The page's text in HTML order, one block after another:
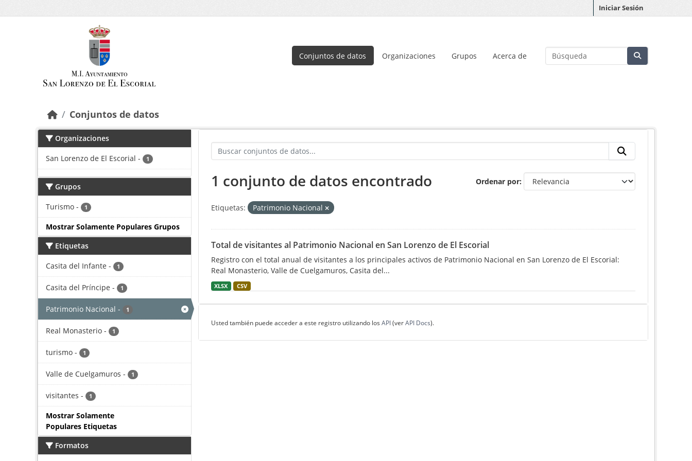
Iniciar Sesión
Conjuntos de datos Organizaciones Grupos Acerca de
Conjuntos de datos
Organizaciones
San Lorenzo de El Escorial - 1
Grupos
Turismo - 1
Mostrar Solamente Populares Grupos
Etiquetas
Casita del Infante - 1
Casita del Príncipe - 1
Patrimonio Nacional - 1
Real Monasterio - 1
turismo - 1
Valle de Cuelgamuros - 1
visitantes - 1
Mostrar Solamente
Populares Etiquetas
Formatos
Ordenar por
1 conjunto de datos encontrado
Etiquetas: Patrimonio Nacional
Total de visitantes al Patrimonio Nacional en San Lorenzo de El Escorial
Registro con el total anual de visitantes a los principales activos de Patrimonio Nacional en San Lorenzo de El Escorial:
Real Monasterio, Valle de Cuelgamuros, Casita del...
XLSX CSV
Usted también puede acceder a este registro utilizando los API(verAPI Docs).